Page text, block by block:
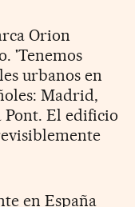
Orion
'Tenemos
urbanos en
Madrid,
Pont. El edificio
en España